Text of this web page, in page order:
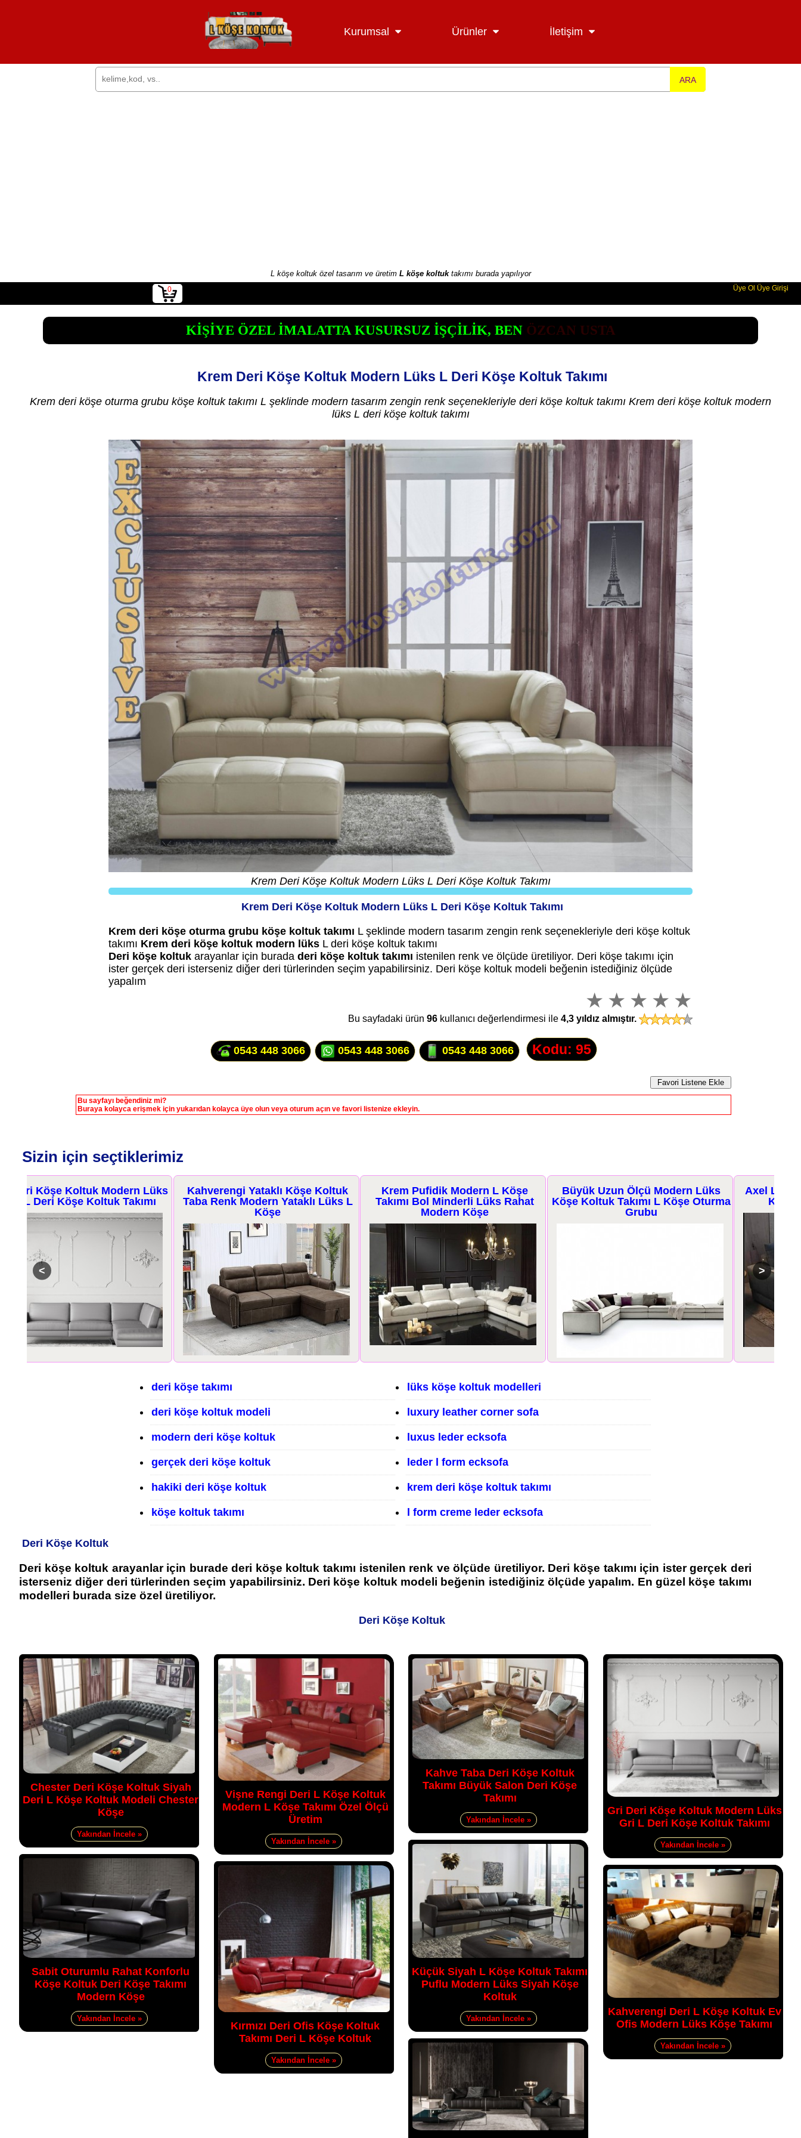
Kurumsal Ürünler İletişim
ARA
L köşe koltuk özel tasarım ve üretim L köşe koltuktakımı burada yapılıyor
0 Üye Ol Üye Girişi
KİŞİYE ÖZEL İMALATTA KUSURSUZ İŞÇİLİK, BEN ÖZCAN USTA
Krem Deri Köşe Koltuk Modern Lüks L Deri Köşe Koltuk Takımı
Krem deri köşe oturma grubu köşe koltuk takımı L şeklinde modern tasarım zengin renk seçenekleriyle deri köşe koltuk takımı Krem deri köşe koltuk modern
lüks L deri köşe koltuk takımı
Krem Deri Köşe Koltuk Modern Lüks L Deri Köşe Koltuk Takımı
Krem Deri Köşe Koltuk Modern Lüks L Deri Köşe Koltuk Takımı
Krem deri köşe oturma grubu köşe koltuk takımı L şeklinde modern tasarım zengin renk seçenekleriyle deri köşe koltuk
takımı Krem deri köşe koltuk modern lüks L deri köşe koltuk takımı
Deri köşe koltuk arayanlar için burada deri köşe koltuk takımı istenilen renk ve ölçüde üretiliyor. Deri köşe takımı için
ister gerçek deri isterseniz diğer deri türlerinden seçim yapabilirsiniz. Deri köşe koltuk modeli beğenin istediğiniz ölçüde
yapalım
Bu sayfadaki ürün 96 kullanıcı değerlendirmesi ile 4,3 yıldız almıştır.
0543 448 3066 0543 448 3066 0543 448 3066 Kodu: 95
Bu sayfayı beğendiniz mi?
Buraya kolayca erişmek için yukarıdan kolayca üye olun veya oturum açın ve favori listenize ekleyin.
Sizin için seçtiklerimiz
Kahverengi Yataklı Köşe Koltuk
Taba Renk Modern Yataklı Lüks L
Köşe
Krem Pufidik Modern L Köşe
Takımı Bol Minderli Lüks Rahat
Modern Köşe
Büyük Uzun Ölçü Modern Lüks
Köşe Koltuk Takımı L Köşe Oturma
Grubu
Axel L Köşe Takımı Modern Yeşil
Keten Kumaşlı L Koltuk
deri köşe takımı
deri köşe koltuk modeli
modern deri köşe koltuk
gerçek deri köşe koltuk
hakiki deri köşe koltuk
köşe koltuk takımı
lüks köşe koltuk modelleri
luxury leather corner sofa
luxus leder ecksofa
leder l form ecksofa
krem deri köşe koltuk takımı
l form creme leder ecksofa
Deri Köşe Koltuk
Deri köşe koltuk arayanlar için burade deri köşe koltuk takımı istenilen renk ve ölçüde üretiliyor. Deri köşe takımı için ister gerçek deri
isterseniz diğer deri türlerinden seçim yapabilirsiniz. Deri köşe koltuk modeli beğenin istediğiniz ölçüde yapalım. En güzel köşe takımı
modelleri burada size özel üretiliyor.
Deri Köşe Koltuk
Chester Deri Köşe Koltuk Siyah
Deri L Köşe Koltuk Modeli Chester
Köşe
Yakından İncele »
Sabit Oturumlu Rahat Konforlu
Köşe Koltuk Deri Köşe Takımı
Modern Köşe
Yakından İncele »
Vişne Rengi Deri L Köşe Koltuk
Modern L Köşe Takımı Özel Ölçü
Üretim
Yakından İncele »
Kırmızı Deri Ofis Köşe Koltuk
Takımı Deri L Köşe Koltuk
Yakından İncele »
Kahve Taba Deri Köşe Koltuk
Takımı Büyük Salon Deri Köşe
Takımı
Yakından İncele »
Küçük Siyah L Köşe Koltuk Takımı
Puflu Modern Lüks Siyah Köşe
Koltuk
Yakından İncele »
Gri Deri Köşe Koltuk Modern Lüks
Gri L Deri Köşe Koltuk Takımı
Yakından İncele »
Kahverengi Deri L Köşe Koltuk Ev
Ofis Modern Lüks Köşe Takımı
Yakından İncele »